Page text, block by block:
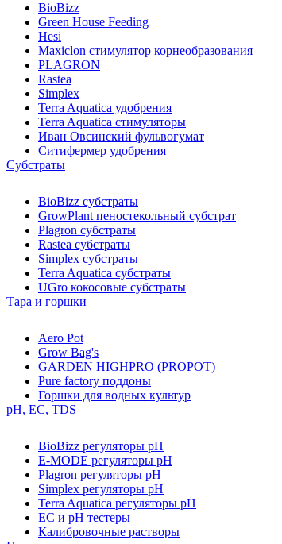
BioBizz
Green House Feeding
Hesi
Maxiclon стимулятор корнеобразования
PLAGRON
Rastea
Simplex
Terra Aquatica удобрения
Terra Aquatica стимуляторы
Иван Овсинский фульвогумат
Ситифермер удобрения
Субстраты
BioBizz cубстраты
GrowPlant пеностекольный субстрат
Plagron cубстраты
Rastea cубстраты
Simplex cубстраты
Terra Aquatica cубстраты
UGro кокосовые субстраты
Тара и горшки
Aero Pot
Grow Bag's
GARDEN HIGHPRO (PROPOT)
Pure factory поддоны
Горшки для водных культур
pH, EC, TDS
BioBizz регуляторы pH
E-MODE регуляторы pH
Plagron регуляторы pH
Simplex регуляторы pH
Terra Aquatica регуляторы pH
EC и pH тестеры
Калибровочные растворы